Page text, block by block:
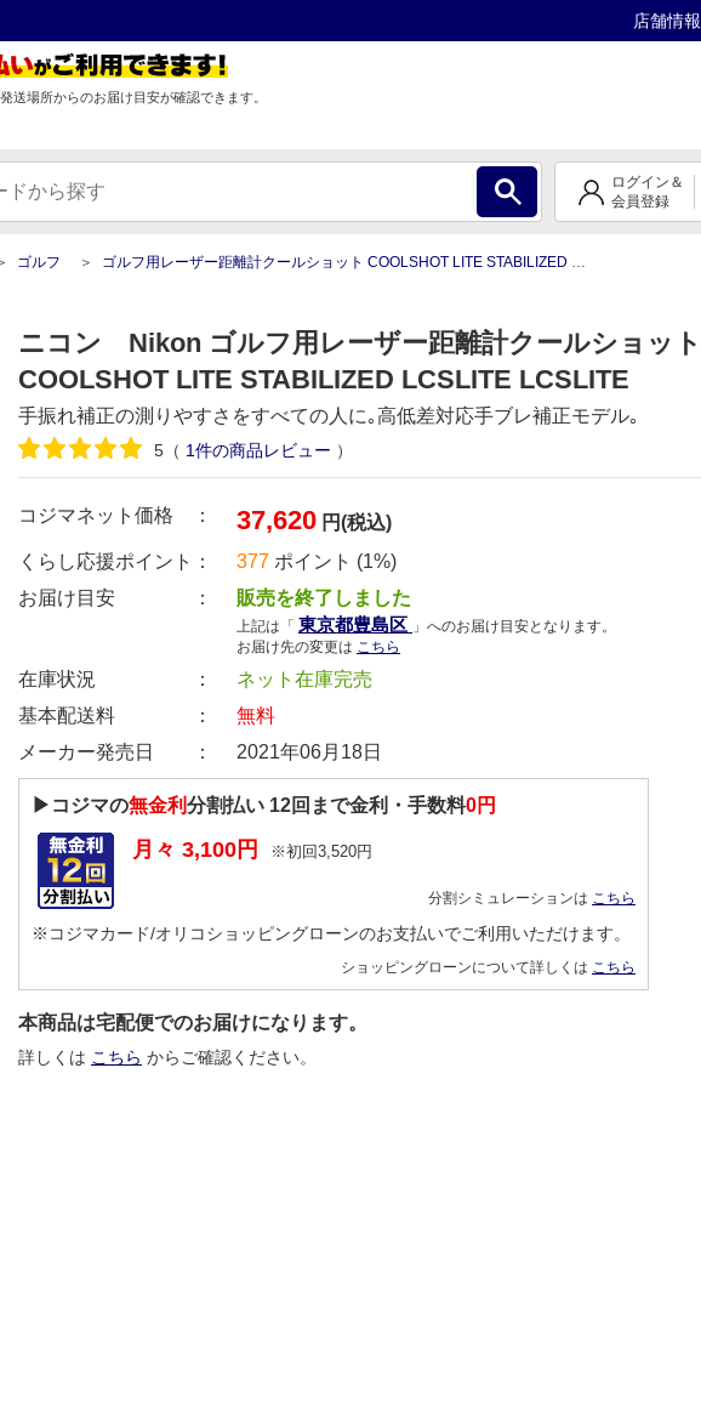
店舗情報
送場所からのお届け目安が確認できます。
ログイン＆
会員登録
ゴルフ ゴルフ用レーザー距離計クールショット COOLSHOT LITE STABILIZED LCSLITE
ニコン Nikon ゴルフ用レーザー距離計クールショット
COOLSHOT LITE STABILIZED LCSLITE LCSLITE
手振れ補正の測りやすさをすべての人に｡高低差対応手ブレ補正モデル｡
5 （ 1件の商品レビュー ）
コジマネット価格 ： 37,620 円(税込)
くらし応援ポイント：
377 ポイント (1%)
お届け目安 ：
販売を終了しました
上記は「 東京都豊島区 」へのお届け目安となります。
お届け先の変更は こちら
在庫状況 ：
ネット在庫完売
基本配送料 ：
無料
メーカー発売日 ：
2021年06月18日
▶コジマの無金利分割払い 12回まで金利・手数料0円
月々 3,100 円 ※初回3,520円
分割シミュレーションは こちら
※コジマカード/オリコショッピングローンのお支払いでご利用いただけます。
ショッピングローンについて詳しくは こちら
本商品は宅配便でのお届けになります。
詳しくは こちら からご確認ください。